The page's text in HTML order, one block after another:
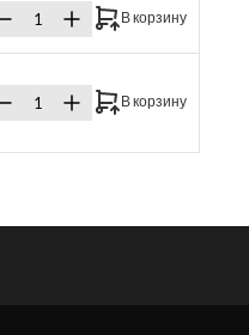
В корзину
В корзину